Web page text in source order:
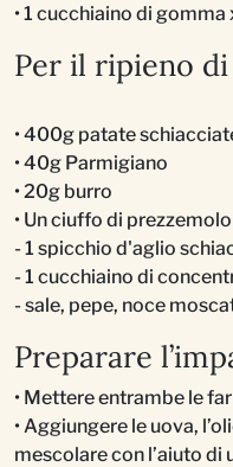
• 1 cucchiaino di gomma
Per il ripieno
• 400g patate
• 40g Parmigiano
• 20g burro
• Un ciuffo di
- 1 spicchio d'aglio
- 1 cucchiaino di
- sale, pepe, noce
Preparare
• Mettere entrambe le
• Aggiungere le uova,
mescolare con l’aiuto di